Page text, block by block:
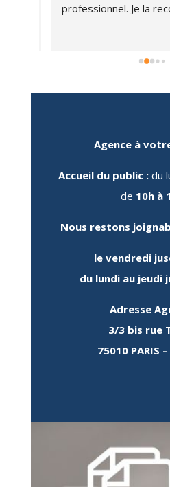
professionnel. Je la
Agence à
Accueil du public : du
de 10h à
Nous restons
le vendredi
du lundi au jeudi
Adresse
3/3 bis rue
75010 PARIS –